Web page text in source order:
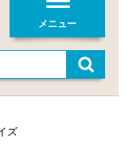
メニュー
ズ